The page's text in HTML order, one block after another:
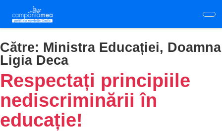
main
content
Către: Ministra Educației, Doamna
Ligia Deca
Respectați principiile
nediscriminării în
educație!